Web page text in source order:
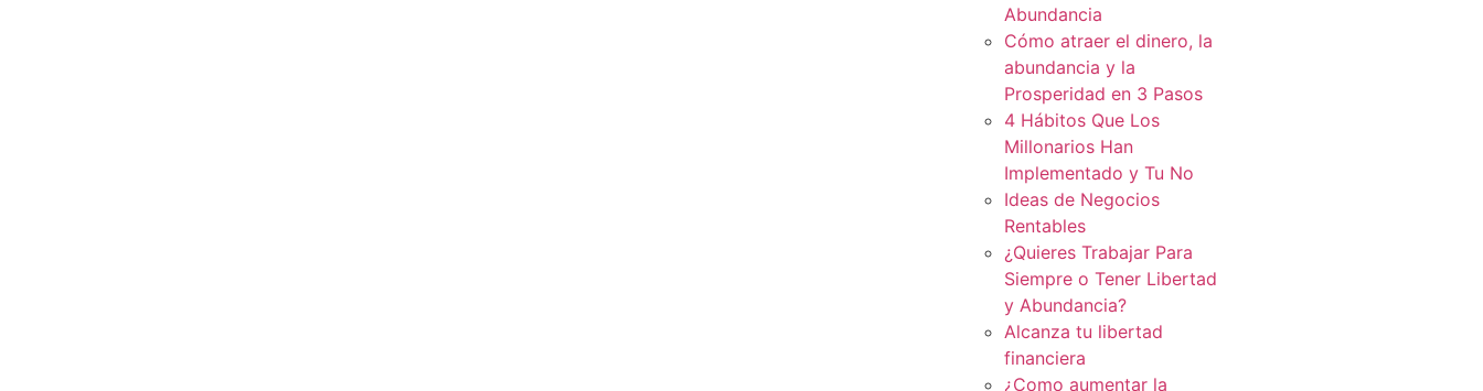
Abundancia
Cómo atraer el dinero, la
abundancia y la
Prosperidad en 3 Pasos
4 Hábitos Que Los
Millonarios Han
Implementado y Tu No
Ideas de Negocios
Rentables
¿Quieres Trabajar Para
Siempre o Tener Libertad
y Abundancia?
Alcanza tu libertad
financiera
¿Como aumentar la